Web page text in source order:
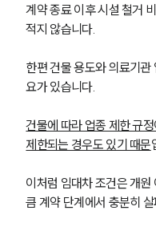
계약 종료 이후 시설 철거
적지 않습니다.
한편 건물 용도와 의료기
요가 있습니다.
건물에 따라 업종 제한 규
제한되는 경우도 있기 때문
이처럼 임대차 조건은 개
큼 계약 단계에서 충분히